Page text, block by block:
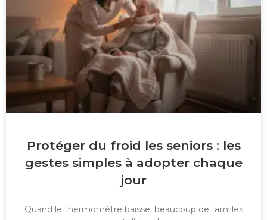
Protéger du froid les seniors : les
gestes simples à adopter chaque
jour
Quand le thermomètre baisse, beaucoup de familles